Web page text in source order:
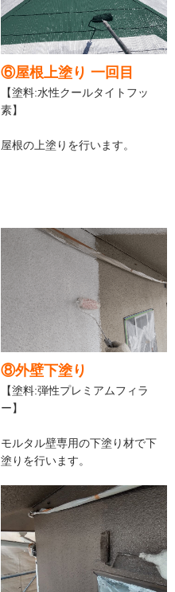
⑥屋根上塗り 一回目
【塗料:水性クールタイトフッ
素】
屋根の上塗りを行います。
⑧外壁下塗り
【塗料:弾性プレミアムフィラ
ー】
モルタル壁専用の下塗り材で下
塗りを行います。